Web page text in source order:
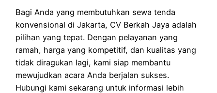
Bagi Anda yang membutuhkan sewa tenda
konvensional di Jakarta, CV Berkah Jaya adalah
pilihan yang tepat. Dengan pelayanan yang
ramah, harga yang kompetitif, dan kualitas yang
tidak diragukan lagi, kami siap membantu
mewujudkan acara Anda berjalan sukses.
Hubungi kami sekarang untuk informasi lebih